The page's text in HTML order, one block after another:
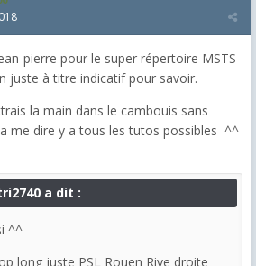
pierre pour le super répertoire MSTS
juste à titre indicatif pour savoir.
la main dans le cambouis sans
me dire y a tous les tutos possibles ^^
a dit :
^^
long juste PSL Rouen Rive droite